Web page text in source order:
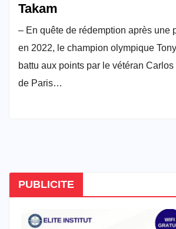
Takam
– En quête de rédemption après une
en 2022, le champion olympique
battu aux points par le vétéran
de Paris…
PUBLICITE